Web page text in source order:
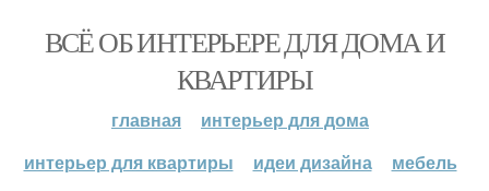
ВСЁ ОБ ИНТЕРЬЕРЕ ДЛЯ ДОМА И
КВАРТИРЫ
главная
интерьер для дома
интерьер для квартиры
идеи дизайна мебель